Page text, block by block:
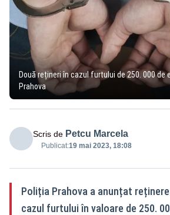
Două rețineri în cazul furtului de 250. 000 de
Prahova
Scris de Petcu Marcela
Publicat:19 mai 2023, 18:08
Poliția Prahova a anunțat
cazul furtului în valoare de 250.